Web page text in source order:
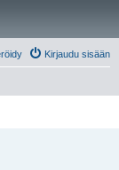
Kirjaudu sisään